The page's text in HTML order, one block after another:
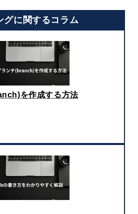
グに関するコラム
を作成する方法